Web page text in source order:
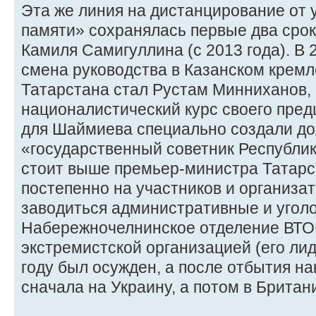
Эта же линия на дистанцирование
памяти» сохранялась первые два
Камиля Самигуллина (с 2013 года). В
смена руководства в Казанском
Татарстана стал Рустам
националистический курс своего
для Шаймиева специально создали
«государственный советник
стоит выше премьер-министра
постепенно на участников и
заводиться административные и
Набережночелнинское отделение
экстремистской организацией (его
году был осужден, а после отбытия
сначала на Украину, а потом в